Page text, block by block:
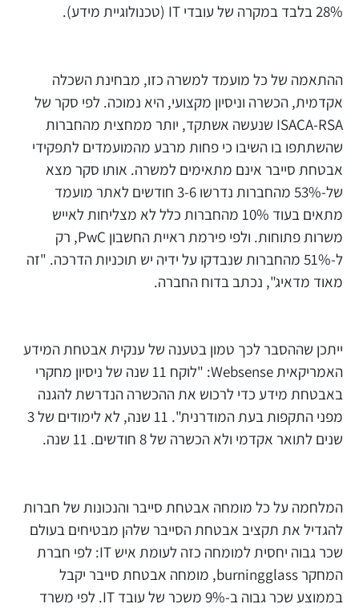
28% בלבד במקרה של עובדי IT (טכנולוגיית מידע).
ההתאמה של כל מועמד למשרה כזו, מבחינת השכלה
אקדמית, הכשרה וניסיון מקצועי, היא נמוכה. לפי סקר של
ISACA-RSA שנעשה אשתקד, יותר ממחצית מהחברות
שהשתתפו בו השיבו כי פחות מרבע מהמועמדים לתפקידי
אבטחת סייבר אינם מתאימים למשרה. אותו סקר מצא
של-53% מהחברות נדרשו 3-6 חודשים לאתר מועמד
מתאים בעוד 10% מהחברות כלל לא מצליחות לאייש
משרות פתוחות. ולפי פירמת ראיית החשבון PwC, רק
ל-51% מהחברות שנבדקו על ידיה יש תוכניות הדרכה. "זה
מאוד מדאיג", נכתב בדוח החברה.
ייתכן שההסבר לכך טמון בטענה של ענקית אבטחת המידע
האמריקאית Websense: "לוקח 11 שנה של ניסיון מחקרי
באבטחת מידע כדי לרכוש את ההכשרה הנדרשת להגנה
מפני התקפות בעת המודרנית". 11 שנה, לא לימודים של 3
שנים לתואר אקדמי ולא הכשרה של 8 חודשים. 11 שנה.
המלחמה על כל מומחה אבטחת סייבר והנכונות של חברות
להגדיל את תקציב אבטחת הסייבר שלהן מבטיחים בעולם
שכר גבוה יחסית למומחה כזה לעומת איש IT: לפי חברת
המחקר burningglass, מומחה אבטחת סייבר יקבל
בממוצע שכר גבוה ב-9% משכר של עובד IT. לפי משרד